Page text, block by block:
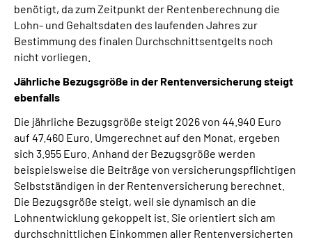
benötigt, da zum Zeitpunkt der Rentenberechnung die
Lohn- und Gehaltsdaten des laufenden Jahres zur
Bestimmung des finalen Durchschnittsentgelts noch
nicht vorliegen.
Jährliche Bezugsgröße in der Rentenversicherung steigt
ebenfalls
Die jährliche Bezugsgröße steigt 2026 von 44.940 Euro
auf 47.460 Euro. Umgerechnet auf den Monat, ergeben
sich 3.955 Euro. Anhand der Bezugsgröße werden
beispielsweise die Beiträge von versicherungspflichtigen
Selbstständigen in der Rentenversicherung berechnet.
Die Bezugsgröße steigt, weil sie dynamisch an die
Lohnentwicklung gekoppelt ist. Sie orientiert sich am
durchschnittlichen Einkommen aller Rentenversicherten